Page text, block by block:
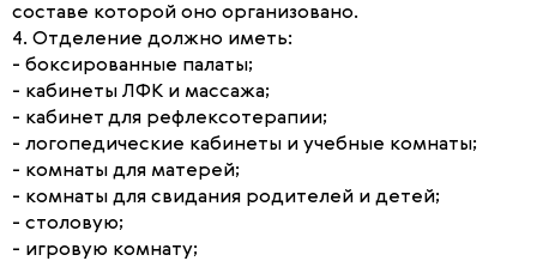
составе которой оно организовано.
4. Отделение должно иметь:
- боксированные палаты;
- кабинеты ЛФК и массажа;
- кабинет для рефлексотерапии;
- логопедические кабинеты и учебные комнаты;
- комнаты для матерей;
- комнаты для свидания родителей и детей;
- столовую;
- игровую комнату;